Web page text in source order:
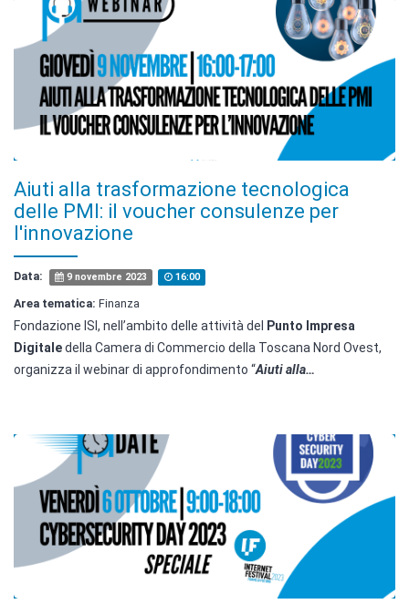
Aiuti alla trasformazione tecnologica
delle PMI: il voucher consulenze per
l'innovazione
Data: 9 novembre 2023 16:00
Area tematica: Finanza
Fondazione ISI, nell’ambito delle attività del
Punto Impresa
Digitaledella Camera di Commercio della Toscana Nord Ovest,
organizza il webinar di approfondimento “Aiuti alla…